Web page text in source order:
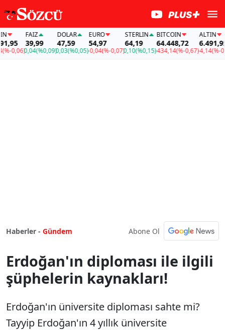
FAİZ
39,99
0,04(%0,09)
DOLAR
47,59
0,03(%0,05)
EURO
54,97
-0,04(%-0,07)
STERLIN
64,19
0,10(%0,15)
BITCOIN
64.448,72
-434,14(%-0,67)
ALTIN
6.491,95
-4,14(%-0,06)
Haberler - Gündem Abone Ol
Erdoğan'ın diploması ile ilgili
şüphelerin kaynakları!
Erdoğan'ın üniversite diploması sahte mi?
Tayyip Erdoğan'ın 4 yıllık üniversite